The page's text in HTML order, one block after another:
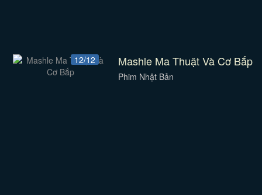
12/12 Mashle Ma Thuật Và Cơ Bắp
Phim Nhật Bản